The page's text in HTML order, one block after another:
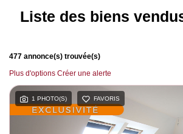
Syndic
Notre agence
Liste des biens
477 annonce(s) trouvée(s)
Plus d'options Créer une alerte
1 PHOTO(S) FAVORIS